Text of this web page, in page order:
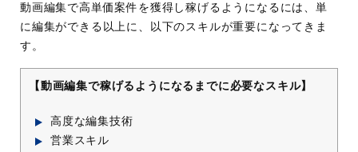
動画編集で高単価案件を獲得し稼げるようになるには、単
に編集ができる以上に、以下のスキルが重要になってきま
す。
【動画編集で稼げるようになるまでに必要なスキル】
高度な編集技術
営業スキル